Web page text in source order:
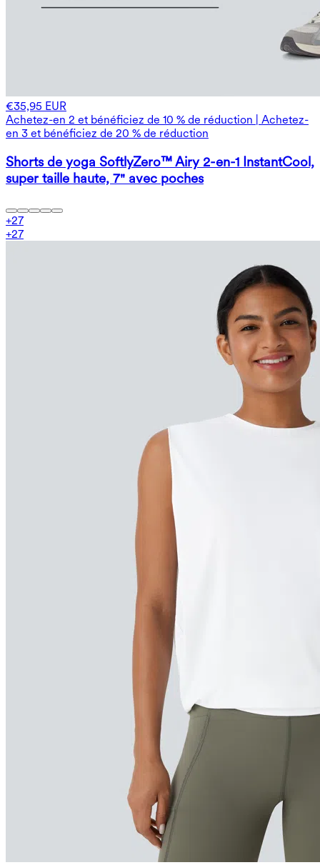
€35,95 EUR
Achetez-en 2 et bénéficiez de 10 % de réduction | Achetez-
en 3 et bénéficiez de 20 % de réduction
Shorts de yoga SoftlyZero™ Airy 2-en-1 InstantCool,
super taille haute, 7" avec poches
+27
+27